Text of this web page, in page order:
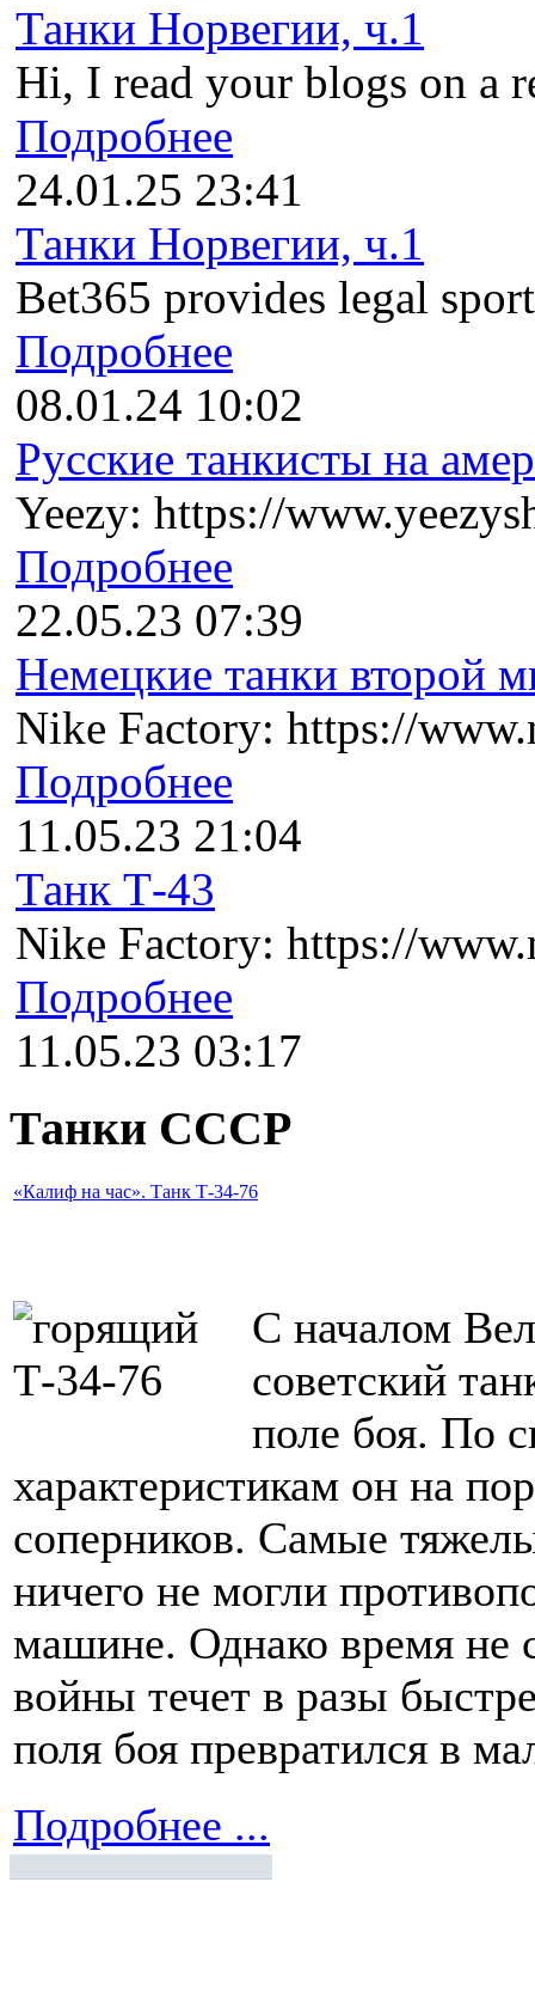
Танки Норвегии, ч.1
Hi, I read your blogs on a
Подробнее
24.01.25 23:41
Танки Норвегии, ч.1
Bet365 provides legal
Подробнее
08.01.24 10:02
Русские танкисты на
Yeezy: https://
Подробнее
22.05.23 07:39
Немецкие танки второй
Nike Factory: https://
Подробнее
11.05.23 21:04
Танк Т-43
Nike Factory: https://
Подробнее
11.05.23 03:17
Танки СССР
«Калиф на час». Танк Т-34-76
С началом
советский
поле боя. По
характеристикам он на
соперников. Самые
ничего не могли
машине. Однако время не
войны течет в разы
поля боя превратился в
Подробнее ...